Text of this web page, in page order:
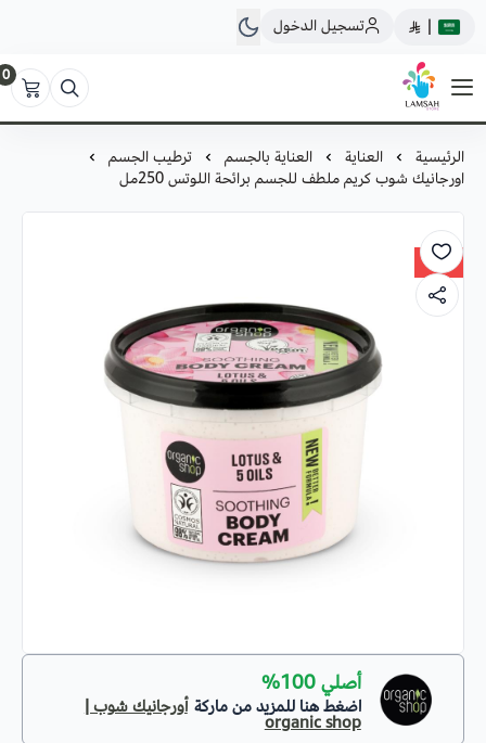
| تسجيل الدخول
لمسة ستور
0
الرئيسية العناية العناية بالجسم
ترطيب الجسم
اورجانيك شوب كريم ملطف للجسم برائحة اللوتس 250مل
30%
أصلي 100%
اضغط هنا للمزيد من ماركة أورجانيك شوب |
organic shop